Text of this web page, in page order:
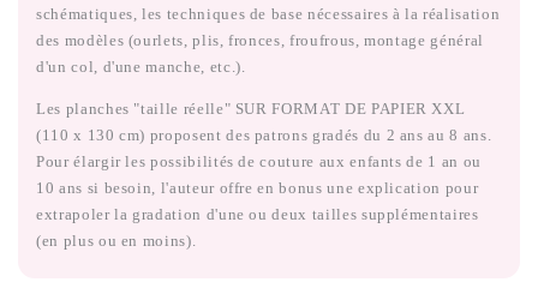
schématiques, les techniques de base nécessaires à la réalisation
des modèles (ourlets, plis, fronces, froufrous, montage général
d'un col, d'une manche, etc.).
Les planches "taille réelle" SUR FORMAT DE PAPIER XXL
(110 x 130 cm) proposent des patrons gradés du 2 ans au 8 ans.
Pour élargir les possibilités de couture aux enfants de 1 an ou
10 ans si besoin, l'auteur offre en bonus une explication pour
extrapoler la gradation d'une ou deux tailles supplémentaires
(en plus ou en moins).